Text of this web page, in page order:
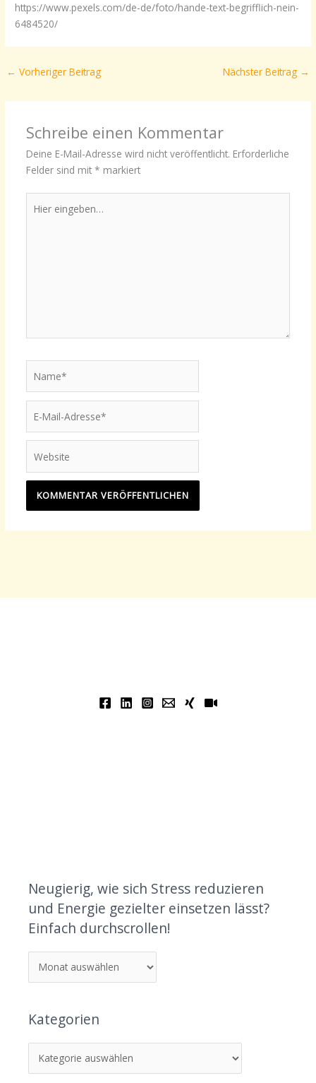
https://www.pexels.com/de-de/foto/hande-text-begrifflich-nein-
6484520/
← Vorheriger Beitrag Nächster Beitrag →
Schreibe einen Kommentar
Deine E-Mail-Adresse wird nicht veröffentlicht. Erforderliche
Felder sind mit * markiert
eingeben…
Mail-
Adresse*
Neugierig, wie sich Stress reduzieren
und Energie gezielter einsetzen lässt?
Einfach durchscrollen!
Kategorien